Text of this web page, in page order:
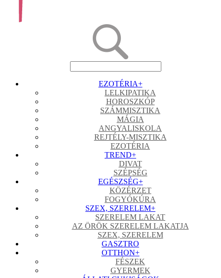
EZOTÉRIA+
LELKIPATIKA
HOROSZKÓP
SZÁMMISZTIKA
MÁGIA
ANGYALISKOLA
REJTÉLY-MISZTIKA
EZOTÉRIA
TREND+
DIVAT
SZÉPSÉG
EGÉSZSÉG+
KÖZÉRZET
FOGYÓKÚRA
SZEX, SZERELEM+
SZERELEM LAKAT
AZ ÖRÖK SZERELEM LAKATJA
SZEX, SZERELEM
GASZTRO
OTTHON+
FÉSZEK
GYERMEK